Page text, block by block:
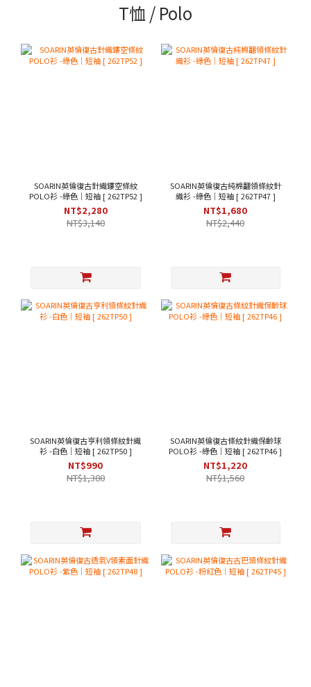
T恤 / Polo
SOARIN英倫復古針織鏤空條紋
POLO衫 -綠色｜短袖 [ 262TP52 ]
NT$2,280
NT$3,140
SOARIN英倫復古純棉翻領條紋針
織衫 -綠色｜短袖 [ 262TP47 ]
NT$1,680
NT$2,440
SOARIN英倫復古亨利領條紋針織
衫 -白色｜短袖 [ 262TP50 ]
NT$990
NT$1,380
SOARIN英倫復古條紋針織保齡球
POLO衫 -綠色｜短袖 [ 262TP46 ]
NT$1,220
NT$1,560